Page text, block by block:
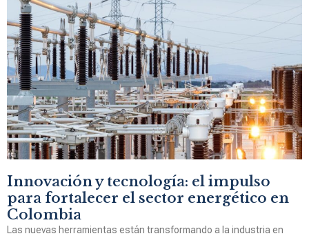
Innovación y tecnología: el impulso
para fortalecer el sector energético en
Colombia
Las nuevas herramientas están transformando a la industria en